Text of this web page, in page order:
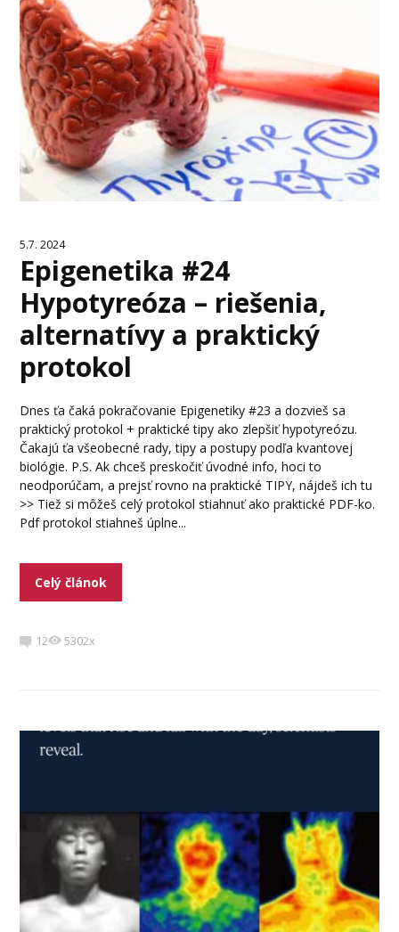
5.7. 2024
Epigenetika #24
Hypotyreóza – riešenia,
alternatívy a praktický
protokol
Dnes ťa čaká pokračovanie Epigenetiky #23 a dozvieš sa
praktický protokol + praktické tipy ako zlepšiť hypotyreózu.
Čakajú ťa všeobecné rady, tipy a postupy podľa kvantovej
biológie. P.S. Ak chceš preskočiť úvodné info, hoci to
neodporúčam, a prejsť rovno na praktické TIPY, nájdeš ich tu
>> Tiež si môžeš celý protokol stiahnuť ako praktické PDF-ko.
Pdf protokol stiahneš úplne...
Celý článok
12 5302x